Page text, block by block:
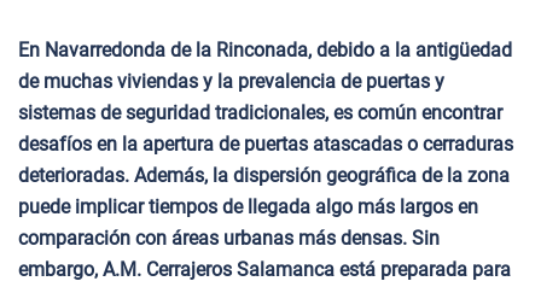
En Navarredonda de la Rinconada, debido a la antigüedad
de muchas viviendas y la prevalencia de puertas y
sistemas de seguridad tradicionales, es común encontrar
desafíos en la apertura de puertas atascadas o cerraduras
deterioradas. Además, la dispersión geográfica de la zona
puede implicar tiempos de llegada algo más largos en
comparación con áreas urbanas más densas. Sin
embargo, A.M. Cerrajeros Salamanca está preparada para